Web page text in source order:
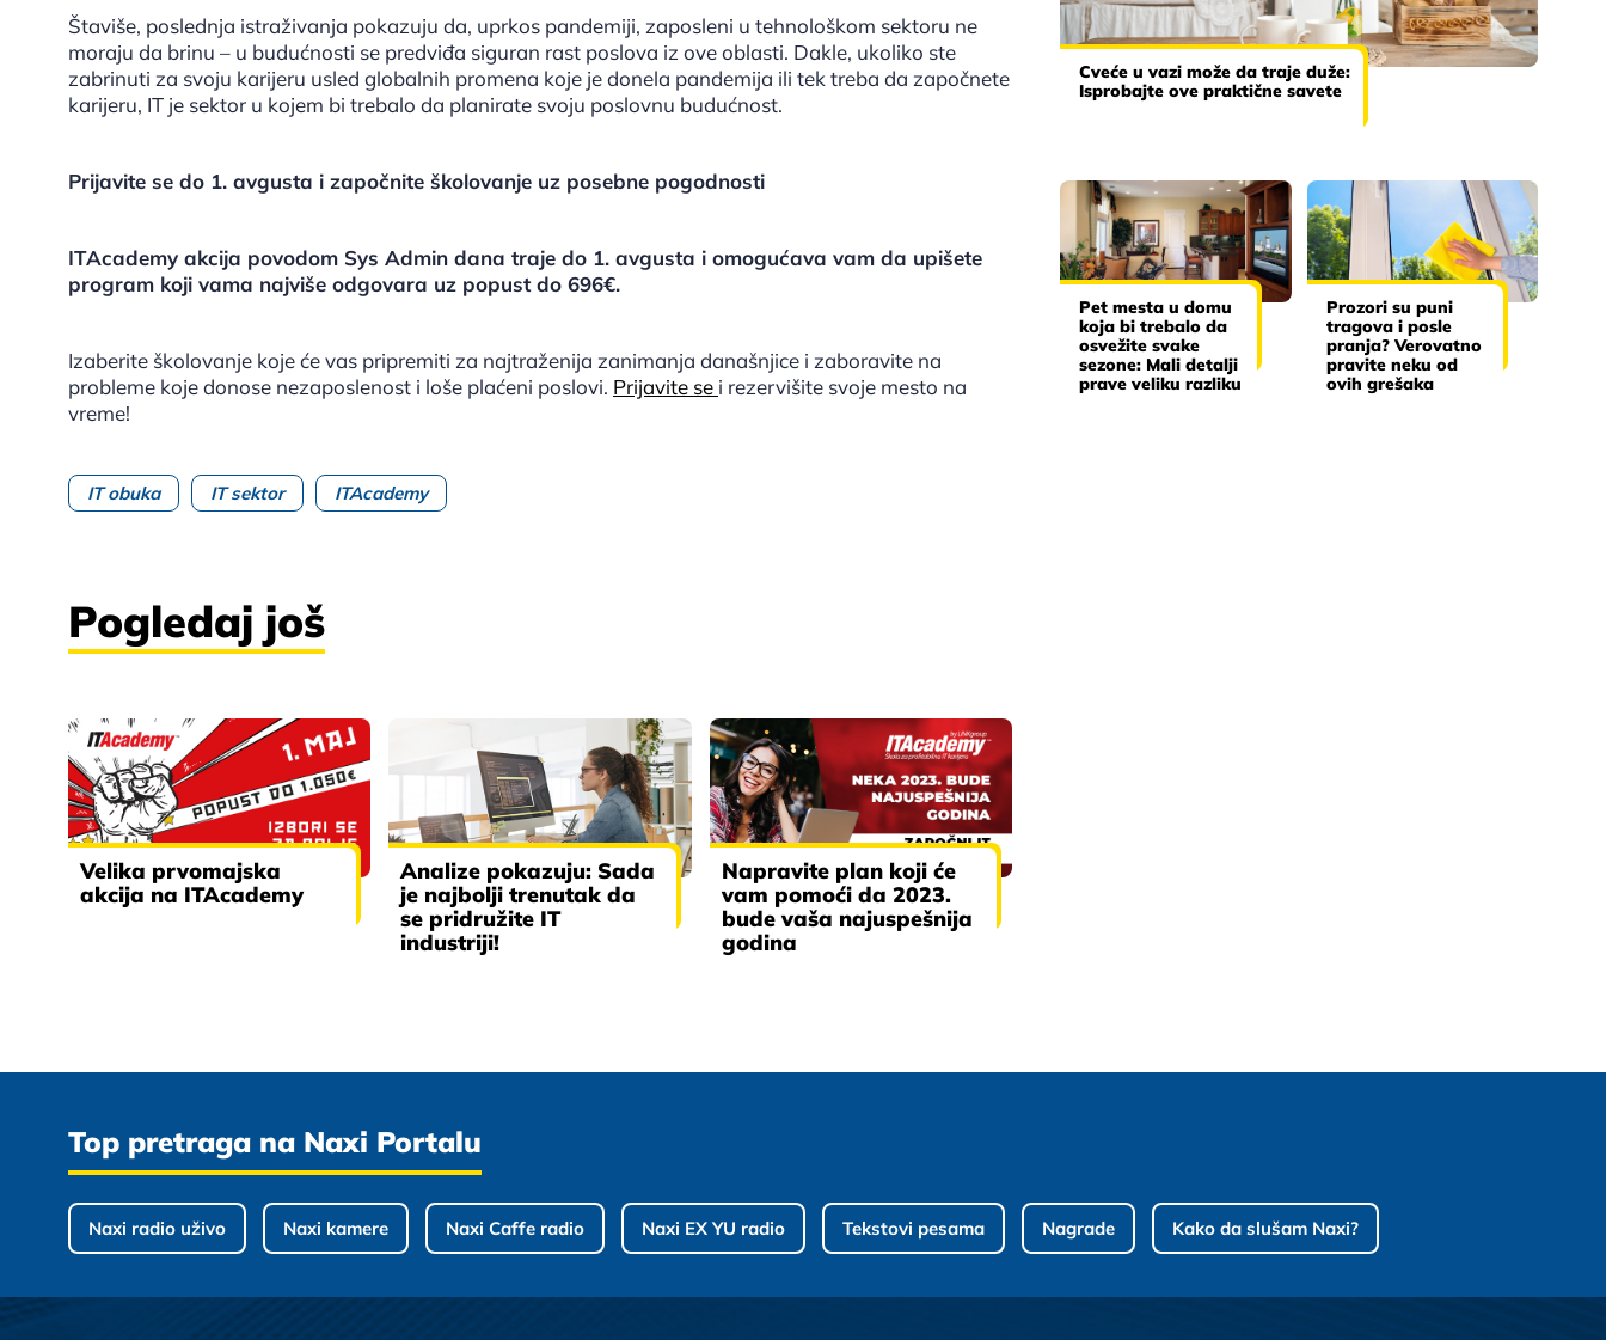
Štaviše, poslednja istraživanja pokazuju da, uprkos pandemiji, zaposleni u tehnološkom sektoru ne
moraju da brinu – u budućnosti se predviđa siguran rast poslova iz ove oblasti. Dakle, ukoliko ste
zabrinuti za svoju karijeru usled globalnih promena koje je donela pandemija ili tek treba da započnete
karijeru, IT je sektor u kojem bi trebalo da planirate svoju poslovnu budućnost.
Prijavite se do 1. avgusta i započnite školovanje uz posebne pogodnosti
ITAcademy akcija povodom Sys Admin dana traje do 1. avgusta i omogućava vam da upišete
program koji vama najviše odgovara uz popust do 696€.
Izaberite školovanje koje će vas pripremiti za najtraženija zanimanja današnjice i zaboravite na
probleme koje donose nezaposlenost i loše plaćeni poslovi. Prijavite se i rezervišite svoje mesto na
vreme!
IT obuka IT sektor ITAcademy
Pogledaj još
Velika prvomajska
akcija na ITAcademy
Analize pokazuju: Sada
je najbolji trenutak da
se pridružite IT
industriji!
Napravite plan koji će
vam pomoći da 2023.
bude vaša najuspešnija
godina
Cveće u vazi može da traje duže:
Isprobajte ove praktične savete
Pet mesta u domu
koja bi trebalo da
osvežite svake
sezone: Mali detalji
prave veliku razliku
Prozori su puni
tragova i posle
pranja? Verovatno
pravite neku od
ovih grešaka
Top pretraga na Naxi Portalu
Naxi radio uživo Naxi kamere Naxi Caffe radio Naxi EX YU radio Tekstovi pesama Nagrade Kako da slušam Naxi?